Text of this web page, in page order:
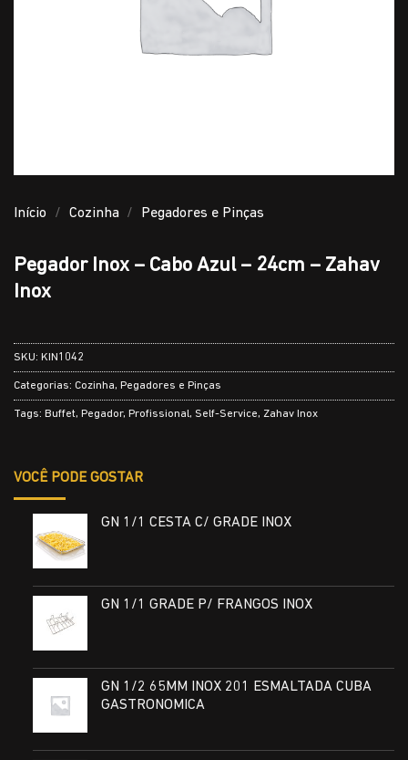
Início / Cozinha / Pegadores e Pinças
Pegador Inox – Cabo Azul – 24cm – Zahav
Inox
SKU: KIN1042
Categorias: Cozinha, Pegadores e Pinças
Tags: Buffet, Pegador, Profissional, Self-Service, Zahav Inox
VOCÊ PODE GOSTAR
GN 1/1 CESTA C/ GRADE INOX
GN 1/1 GRADE P/ FRANGOS INOX
GN 1/2 65MM INOX 201 ESMALTADA CUBA
GASTRONOMICA